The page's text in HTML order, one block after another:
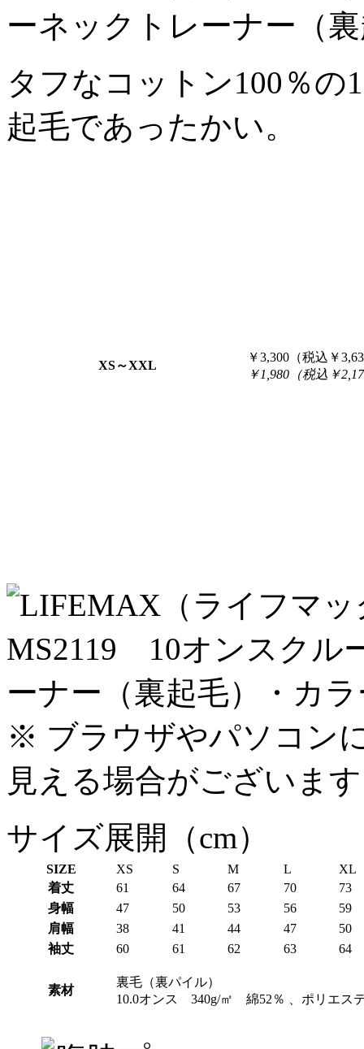
ーネックトレーナー（
タフなコットン100％
起毛であったかい。
XS～XXL
￥3,300（税込￥
￥1,980（税込￥
※ ブラウザやパソコン
見える場合がございま
サイズ展開（cm）
SIZE XS S M L
XL
着丈
61 64 67 70
73
身幅
47 50 53 56
59
肩幅
38 41 44 47
50
袖丈
60 61 62 63 64
素材
裏毛（裏パイル）
10.0オンス 340g/㎡ 綿52％ 、ポリエス